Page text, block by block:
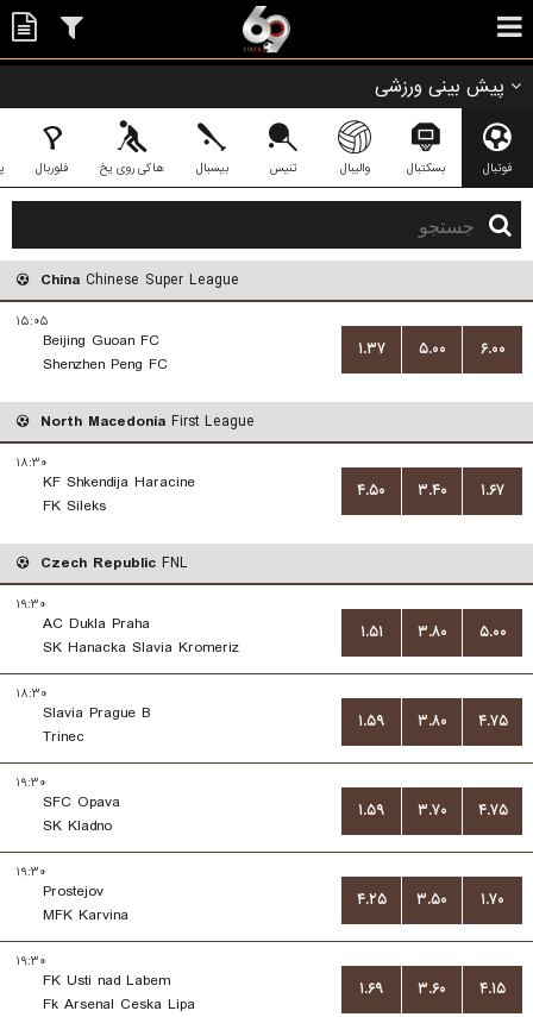
پیش بینی ورزشی
فوتبال بسکتبال والیبال تنیس بیسبال هاکی روی یخ فلوربال
China Chinese Super League
۱۵:۰۵
Beijing Guoan FC
Shenzhen Peng FC
۱.۳۷ ۵.۰۰ ۶.۰۰
North Macedonia First League
۱۸:۳۰
KF Shkendija Haracine
FK Sileks
۴.۵۰ ۳.۴۰ ۱.۶۷
Czech Republic FNL
۱۹:۳۰
AC Dukla Praha
SK Hanacka Slavia Kromeriz
۱.۵۱ ۳.۸۰ ۵.۰۰
۱۸:۳۰
Slavia Prague B
Trinec
۱.۵۹ ۳.۸۰ ۴.۷۵
۱۹:۳۰
SFC Opava
SK Kladno
۱.۵۹ ۳.۷۰ ۴.۷۵
۱۹:۳۰
Prostejov
MFK Karvina
۴.۲۵ ۳.۵۰ ۱.۷۰
۱۹:۳۰
FK Usti nad Labem
Fk Arsenal Ceska Lipa
۱.۶۹ ۳.۶۰ ۴.۱۵